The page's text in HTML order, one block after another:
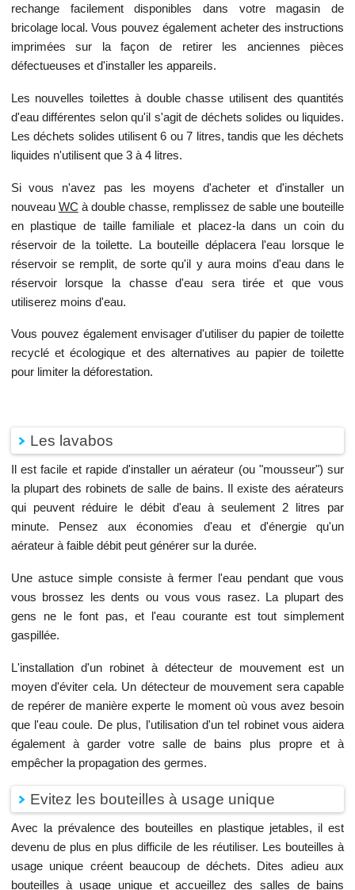
rechange facilement disponibles dans votre magasin de
bricolage local. Vous pouvez également acheter des instructions
imprimées sur la façon de retirer les anciennes pièces
défectueuses et d'installer les appareils.
Les nouvelles toilettes à double chasse utilisent des quantités
d'eau différentes selon qu'il s'agit de déchets solides ou liquides.
Les déchets solides utilisent 6 ou 7 litres, tandis que les déchets
liquides n'utilisent que 3 à 4 litres.
Si vous n'avez pas les moyens d'acheter et d'installer un
nouveau WC à double chasse, remplissez de sable une bouteille
en plastique de taille familiale et placez-la dans un coin du
réservoir de la toilette. La bouteille déplacera l'eau lorsque le
réservoir se remplit, de sorte qu'il y aura moins d'eau dans le
réservoir lorsque la chasse d'eau sera tirée et que vous
utiliserez moins d'eau.
Vous pouvez également envisager d'utiliser du papier de toilette
recyclé et écologique et des alternatives au papier de toilette
pour limiter la déforestation.
Les lavabos
Il est facile et rapide d'installer un aérateur (ou "mousseur") sur
la plupart des robinets de salle de bains. Il existe des aérateurs
qui peuvent réduire le débit d'eau à seulement 2 litres par
minute. Pensez aux économies d'eau et d'énergie qu'un
aérateur à faible débit peut générer sur la durée.
Une astuce simple consiste à fermer l'eau pendant que vous
vous brossez les dents ou vous vous rasez. La plupart des
gens ne le font pas, et l'eau courante est tout simplement
gaspillée.
L'installation d'un robinet à détecteur de mouvement est un
moyen d'éviter cela. Un détecteur de mouvement sera capable
de repérer de manière experte le moment où vous avez besoin
que l'eau coule. De plus, l'utilisation d'un tel robinet vous aidera
également à garder votre salle de bains plus propre et à
empêcher la propagation des germes.
Evitez les bouteilles à usage unique
Avec la prévalence des bouteilles en plastique jetables, il est
devenu de plus en plus difficile de les réutiliser. Les bouteilles à
usage unique créent beaucoup de déchets. Dites adieu aux
bouteilles à usage unique et accueillez des salles de bains